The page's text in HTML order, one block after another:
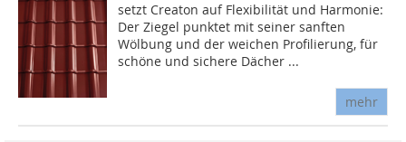
setzt Creaton auf Flexibilität und Harmonie:
Der Ziegel punktet mit seiner sanften
Wölbung und der weichen Profilierung, für
schöne und sichere Dächer ...
mehr